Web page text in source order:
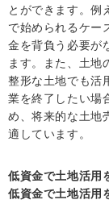
とができます。例
で始められるケー
金を背負う必要が
ます。また、土地
整形な土地でも活
業を終了したい場
め、将来的な土地
適しています。
低資金で土地活用
低資金で土地活用